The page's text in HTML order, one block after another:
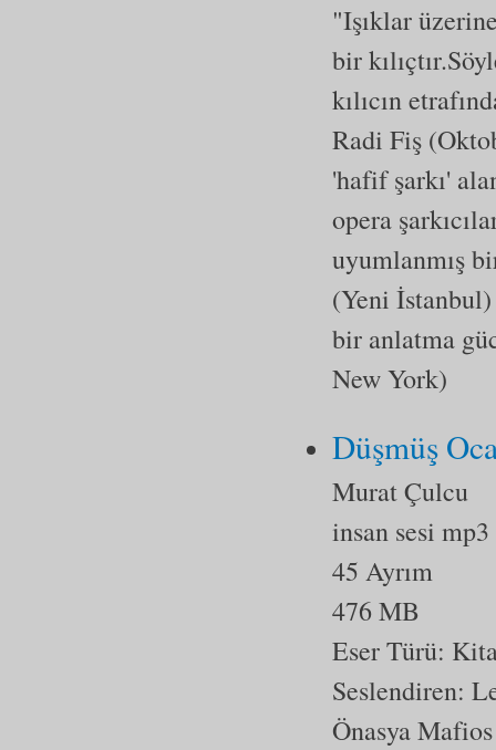
"Işıklar
bir
kılıcın
Radi Fiş
'hafif şarkı'
opera
uyumlanmış
(Yeni
bir anlatma
New York)
Düşmüş
Murat Çulcu
insan sesi mp3
45 Ayrım
476 MB
Eser Türü:
Seslendiren:
Önasya